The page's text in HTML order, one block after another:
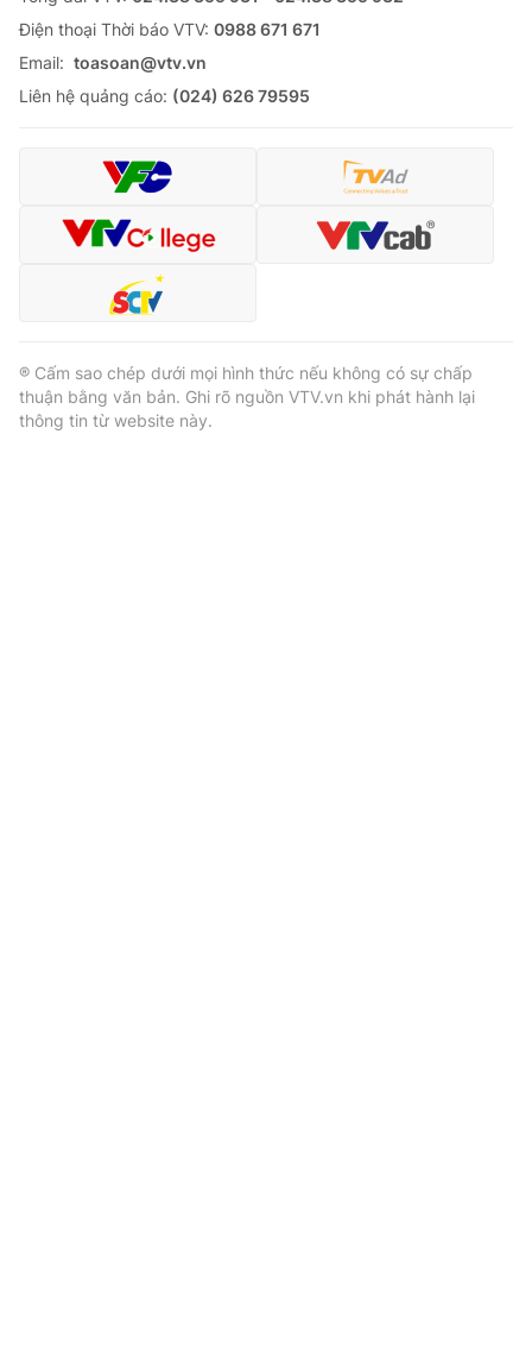
Ðiện thoại Thời báo VTV: 0988 671 671
Email: toasoan@vtv.vn
Liên hệ quảng cáo: (024) 626 79595
® Cấm sao chép dưới mọi hình thức nếu không có sự chấp
thuận bằng văn bản. Ghi rõ nguồn VTV.vn khi phát hành lại
thông tin từ website này.